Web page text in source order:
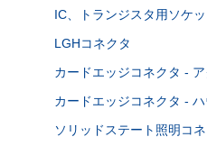
IC、トランジスタ用ソケ
LGHコネクタ
カードエッジコネクタ - ア
カードエッジコネクタ -
ソリッドステート照明コ